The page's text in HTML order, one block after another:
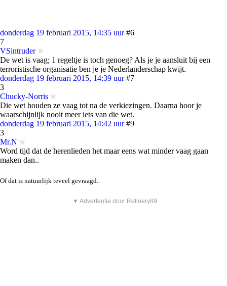
donderdag 19 februari 2015, 14:35 uur #6
7
VSintruder
De wet is vaag; 1 regeltje is toch genoeg? Als je je aansluit bij een
terroristische organisatie ben je je Nederlanderschap kwijt.
donderdag 19 februari 2015, 14:39 uur #7
3
Chucky-Norris
Die wet houden ze vaag tot na de verkiezingen. Daarna hoor je
waarschijnlijk nooit meer iets van die wet.
donderdag 19 februari 2015, 14:42 uur #9
3
Mr.N
Word tijd dat de herenlieden het maar eens wat minder vaag gaan
maken dan..
Of dat is natuurlijk teveel gevraagd..
▼ Advertentie door Refinery89